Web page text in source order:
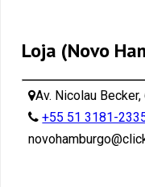
Loja (Novo
Av. Nicolau
+55 51 3181-